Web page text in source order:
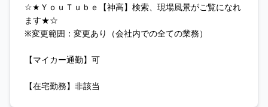
☆★ＹｏｕＴｕｂｅ【神高】検索、現場風景がご覧になれ
ます★☆
※変更範囲：変更あり（会社内での全ての業務）
【マイカー通勤】可
【在宅勤務】非該当